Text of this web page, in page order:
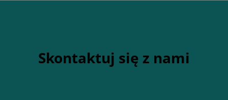
Skontaktuj się z nami